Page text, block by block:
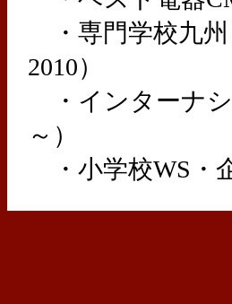
・専門学校九州
2010）
・インターナシ
～）
・小学校WS・